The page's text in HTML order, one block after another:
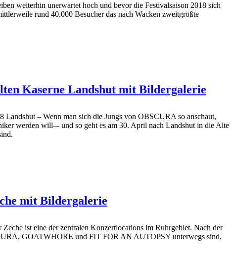
weiterhin unerwartet hoch und bevor die Festivalsaison 2018 sich
rund 40.000 Besucher das nach Wacken zweitgrößte
Kaserne Landshut mit Bildergalerie
Landshut – Wenn man sich die Jungs von OBSCURA so anschaut,
werden will–- und so geht es am 30. April nach Landshut in die Alte
mit Bildergalerie
ist eine der zentralen Konzertlocations im Ruhrgebiet. Nach der
GOATWHORE und FIT FOR AN AUTOPSY unterwegs sind,